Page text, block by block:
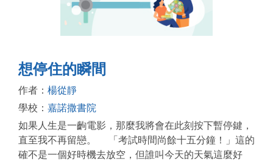
想停住的瞬間
作者： 楊從靜
學校： 嘉諾撒書院
如果人生是一齣電影，那麼我將會在此刻按下暫停鍵，
直至我不再留戀。 「考試時間尚餘十五分鐘！」這的
確不是一個好時機去放空，但誰叫今天的天氣這麼好